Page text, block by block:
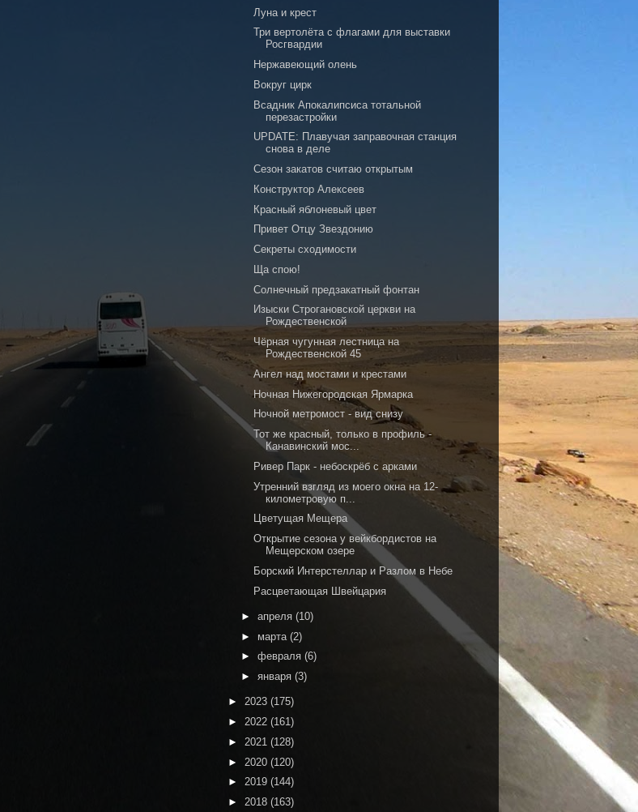
Луна и крест
Три вертолёта с флагами для выставки
Росгвардии
Нержавеющий олень
Вокруг цирк
Всадник Апокалипсиса тотальной
перезастройки
UPDATE: Плавучая заправочная станция
снова в деле
Сезон закатов считаю открытым
Конструктор Алексеев
Красный яблоневый цвет
Привет Отцу Звездонию
Секреты сходимости
Ща спою!
Солнечный предзакатный фонтан
Изыски Строгановской церкви на
Рождественской
Чёрная чугунная лестница на
Рождественской 45
Ангел над мостами и крестами
Ночная Нижегородская Ярмарка
Ночной метромост - вид снизу
Тот же красный, только в профиль -
Канавинский мос...
Ривер Парк - небоскрёб с арками
Утренний взгляд из моего окна на 12-
километровую п...
Цветущая Мещера
Открытие сезона у вейкбордистов на
Мещерском озере
Борский Интерстеллар и Разлом в Небе
Расцветающая Швейцария
► апреля (10)
► марта (2)
► февраля (6)
► января (3)
► 2023 (175)
► 2022 (161)
► 2021 (128)
► 2020 (120)
► 2019 (144)
► 2018 (163)